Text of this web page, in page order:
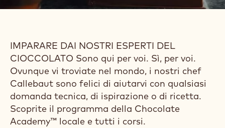
IMPARARE DAI NOSTRI ESPERTI DEL
CIOCCOLATO Sono qui per voi. Sì, per voi.
Ovunque vi troviate nel mondo, i nostri chef
Callebaut sono felici di aiutarvi con qualsiasi
domanda tecnica, di ispirazione o di ricetta.
Scoprite il programma della Chocolate
Academy™ locale e tutti i corsi.